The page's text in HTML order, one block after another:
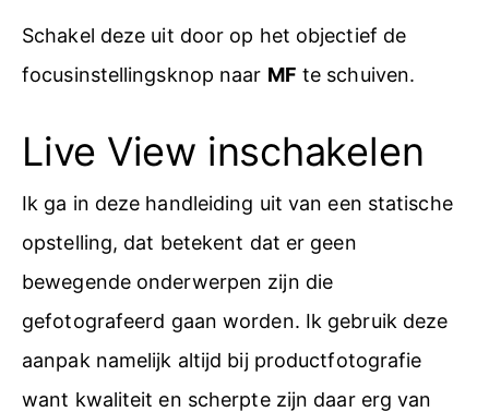
Schakel deze uit door op het objectief de
focusinstellingsknop naar MF te schuiven.
Live View inschakelen
Ik ga in deze handleiding uit van een statische
opstelling, dat betekent dat er geen
bewegende onderwerpen zijn die
gefotografeerd gaan worden. Ik gebruik deze
aanpak namelijk altijd bij productfotografie
want kwaliteit en scherpte zijn daar erg van